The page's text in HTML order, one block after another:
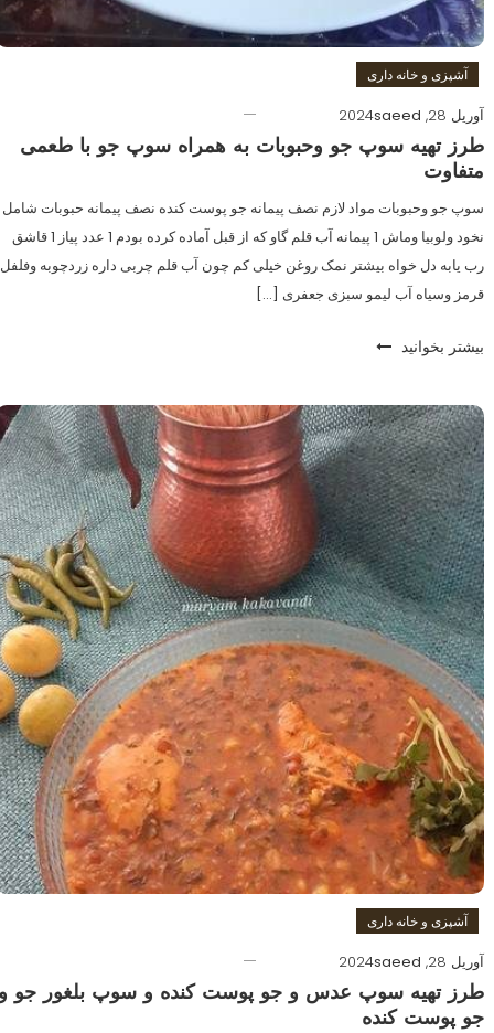
آشپزی و خانه داری
آوریل 28, 2024
saeed
طرز تهیه سوپ جو وحبوبات به همراه سوپ جو با طعمی
متفاوت
سوپ جو وحبوبات مواد لازم نصف پیمانه جو پوست کنده نصف پیمانه حبوبات شامل
نخود ولوبیا وماش 1 پیمانه آب قلم گاو که از قبل آماده کرده بودم 1 عدد پیاز 1 قاشق
رب یابه دل خواه بیشتر نمک روغن خیلی کم چون آب قلم چربی داره زردچوبه وفلفل
قرمز وسیاه آب لیمو سبزی جعفری […]
بیشتر بخوانید
آشپزی و خانه داری
آوریل 28, 2024
saeed
طرز تهیه سوپ عدس و جو پوست کنده و سوپ بلغور جو
جو پوست کنده